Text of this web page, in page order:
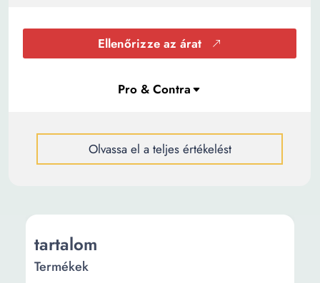
Ellenőrizze az árat
Olvassa el a teljes értékelést
tartalom
Termékek